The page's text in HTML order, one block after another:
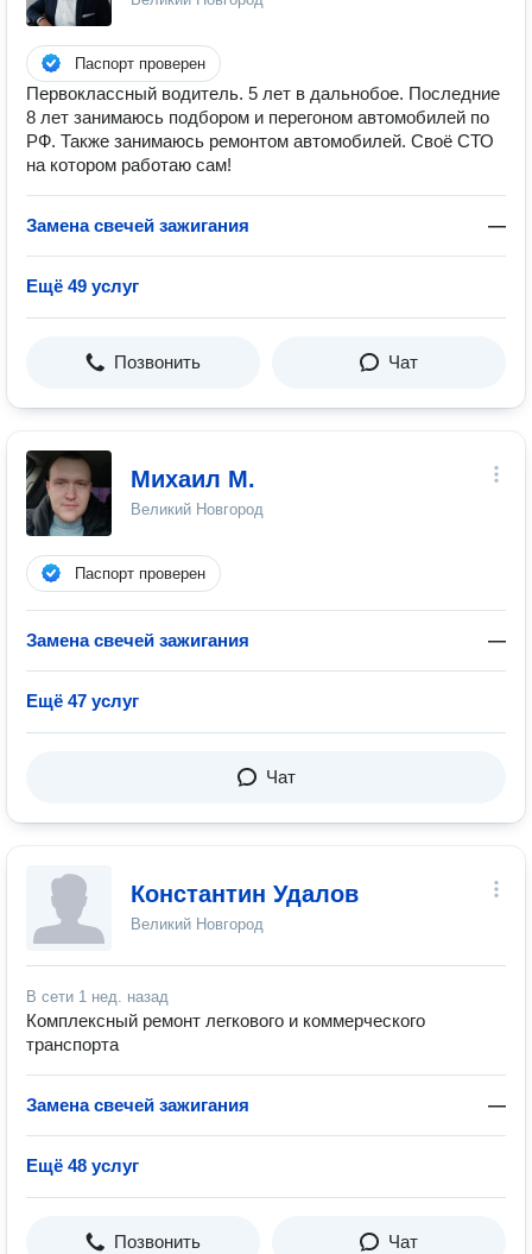
Паспорт проверен
Первоклассный водитель. 5 лет в дальнобое. Последние
8 лет занимаюсь подбором и перегоном автомобилей по
РФ. Также занимаюсь ремонтом автомобилей. Своё СТО
на котором работаю сам!
Замена свечей зажигания —
Ещё 49 услуг
Позвонить Чат
Михаил М.
Великий Новгород
Паспорт проверен
Замена свечей зажигания —
Ещё 47 услуг
Чат
Константин Удалов
Великий Новгород
В сети 1 нед. назад
Комплексный ремонт легкового и коммерческого
транспорта
Замена свечей зажигания —
Ещё 48 услуг
Позвонить Чат